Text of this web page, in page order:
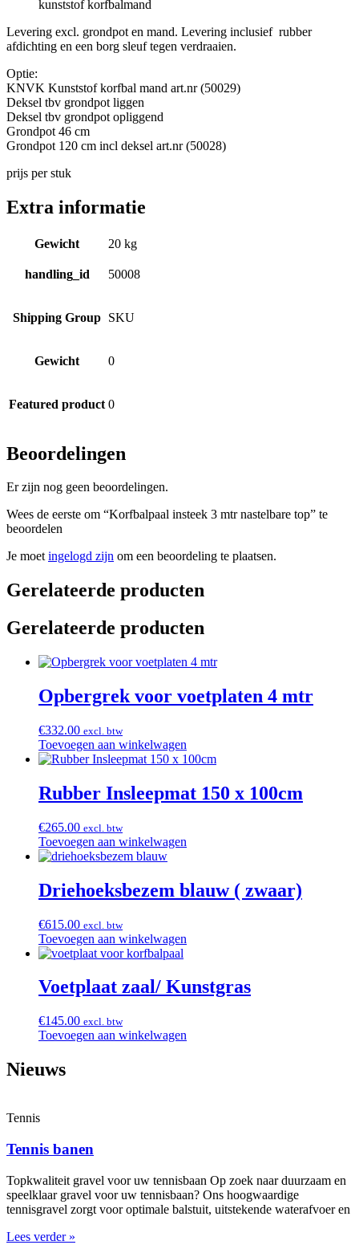
kunststof korfbalmand
Levering excl. grondpot en mand. Levering inclusief rubber
afdichting en een borg sleuf tegen verdraaien.
Optie:
KNVK Kunststof korfbal mand art.nr (50029)
Deksel tbv grondpot liggen
Deksel tbv grondpot opliggend
Grondpot 46 cm
Grondpot 120 cm incl deksel art.nr (50028)
prijs per stuk
Extra informatie
Gewicht 20 kg
handling_id 50008
Shipping Group SKU
Gewicht 0
Featured product 0
Beoordelingen
Er zijn nog geen beoordelingen.
Wees de eerste om “Korfbalpaal insteek 3 mtr nastelbare top” te
beoordelen
Je moetingelogd zijn om een beoordeling te plaatsen.
Gerelateerde producten
Gerelateerde producten
Opbergrek voor voetplaten 4 mtr
€332.00 excl. btw
Toevoegen aan winkelwagen
Rubber Insleepmat 150 x 100cm
€265.00 excl. btw
Toevoegen aan winkelwagen
Driehoeksbezem blauw ( zwaar)
€615.00 excl. btw
Toevoegen aan winkelwagen
Voetplaat zaal/ Kunstgras
€145.00 excl. btw
Toevoegen aan winkelwagen
Nieuws
Tennis
Tennis banen
Topkwaliteit gravel voor uw tennisbaan Op zoek naar duurzaam en
speelklaar gravel voor uw tennisbaan? Ons hoogwaardige
tennisgravel zorgt voor optimale balstuit, uitstekende waterafvoer en
Lees verder »